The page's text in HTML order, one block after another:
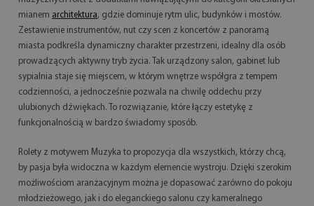
mianem architektura, gdzie dominuje rytm ulic, budynków i mostów.
Zestawienie instrumentów, nut czy scen z koncertów z panoramą
miasta podkreśla dynamiczny charakter przestrzeni, idealny dla osób
prowadzących aktywny tryb życia. Tak urządzony salon, gabinet lub
sypialnia staje się miejscem, w którym wnętrze współgra z tempem
codzienności, a jednocześnie pozwala na chwilę oddechu przy
ulubionych dźwiękach. To rozwiązanie, które łączy estetykę z
funkcjonalnością w bardzo świadomy sposób.
Rolety z motywem Muzyka to propozycja dla wszystkich, którzy chcą,
by pasja była widoczna w każdym elemencie wystroju. Dzięki szerokim
możliwościom aranżacyjnym można je dopasować zarówno do pokoju
młodzieżowego, jak i do eleganckiego salonu czy kameralnego